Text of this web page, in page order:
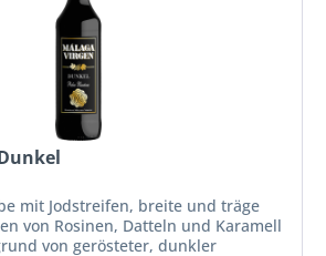
mit Jodstreifen, breite und träge
von Rosinen, Datteln und Karamell
von gerösteter, dunkler